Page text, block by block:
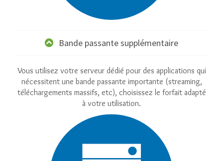
Bande passante supplémentaire
Vous utilisez votre serveur dédié pour des applications qui
nécessitent une bande passante importante (streaming,
téléchargements massifs, etc), choisissez le forfait adapté
à votre utilisation.